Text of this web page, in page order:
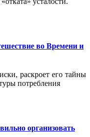
во Времени и
раскроет его тайны
потребления
организовать